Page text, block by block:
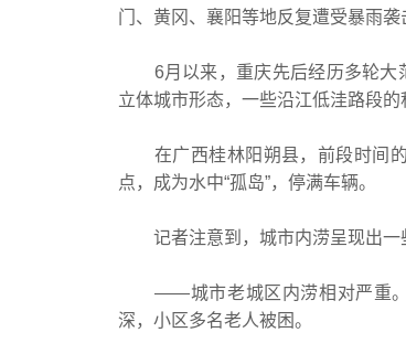
门、黄冈、襄阳等地反复遭受暴雨
6月以来，重庆先后经历多轮大范
立体城市形态，一些沿江低洼路段的
在广西桂林阳朔县，前段时间的
点，成为水中“孤岛”，停满车辆。
记者注意到，城市内涝呈现出一
——城市老城区内涝相对严重。
深，小区多名老人被困。